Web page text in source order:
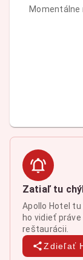
Momentálne
Zatiaľ tu
Apollo Hotel
ho vidieť
reštaurácii.
Zdieľať